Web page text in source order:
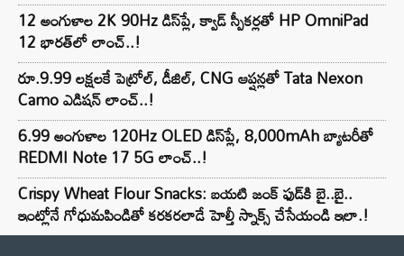
12 అంగుళాల 2K 90Hz డిస్‌ప్లే, క్వాడ్ స్పీకర్లతో HP OmniPad
12 భారత్‌లో లాంచ్..!
రూ.9.99 లక్షలకే పెట్రోల్, డీజిల్, CNG ఆప్షన్లతో Tata Nexon
Camo ఎడిషన్ లాంచ్..!
6.99 అంగుళాల 120Hz OLED డిస్‌ప్లే, 8,000mAh బ్యాటరీతో
REDMI Note 17 5G లాంచ్..!
Crispy Wheat Flour Snacks: బయటి జంక్ ఫుడ్‌కి బై..బై..
ఇంట్లోనే గోధుమపిండితో కరకరలాడే హెల్తీ స్నాక్స్ చేసేయండి ఇలా.!